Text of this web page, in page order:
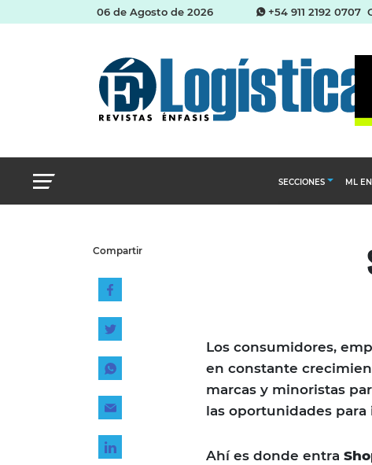
06 de Agosto de 2026 +54 911 2192 0707
SECCIONES
Almacenes e
Tecnología
Transporte
ML
Compartir
Los consumidores,
en constante
marcas y minoristas
las oportunidades
Ahí es donde entra